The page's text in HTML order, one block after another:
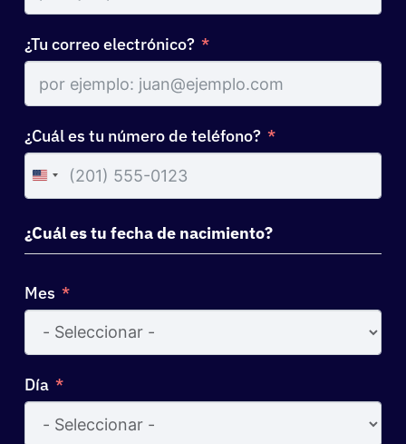
¿Tu correo electrónico?
¿Cuál es tu número de teléfono?
United
States
+1
¿Cuál es tu fecha de nacimiento?
Mes
Día